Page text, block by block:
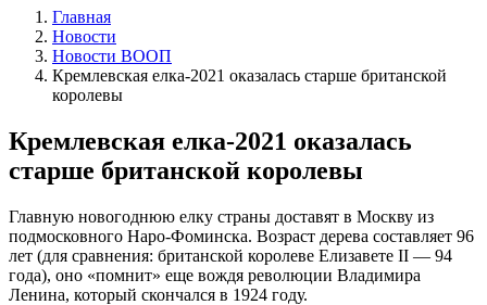
Главная
Новости
Новости ВООП
Кремлевская елка-2021 оказалась старше британской
королевы
Кремлевская елка-2021 оказалась
старше британской королевы
Главную новогоднюю елку страны доставят в Москву из
подмосковного Наро-Фоминска. Возраст дерева составляет 96
лет (для сравнения: британской королеве Елизавете II — 94
года), оно «помнит» еще вождя революции Владимира
Ленина, который скончался в 1924 году.